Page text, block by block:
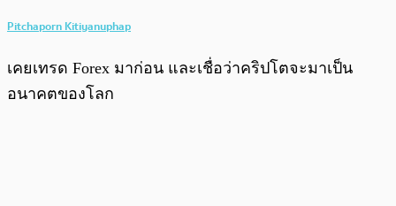
Pitchaporn Kitiyanuphap
เคยเทรด Forex มาก่อน และเชื่อว่าคริปโตจะมาเป็น
อนาคตของโลก